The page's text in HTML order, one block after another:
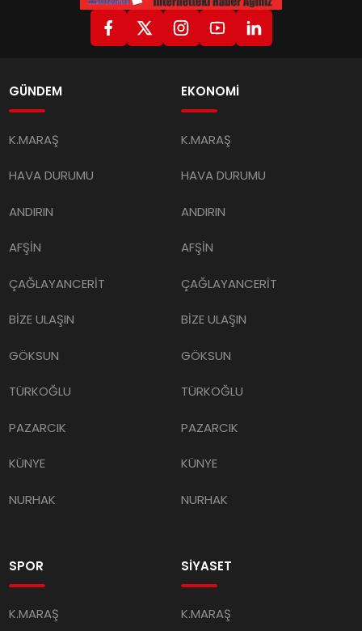
GÜNDEM
K.MARAŞ
HAVA DURUMU
ANDIRIN
AFŞİN
ÇAĞLAYANCERİT
BİZE ULAŞIN
GÖKSUN
TÜRKOĞLU
PAZARCIK
KÜNYE
NURHAK
EKONOMİ
K.MARAŞ
HAVA DURUMU
ANDIRIN
AFŞİN
ÇAĞLAYANCERİT
BİZE ULAŞIN
GÖKSUN
TÜRKOĞLU
PAZARCIK
KÜNYE
NURHAK
SPOR
K.MARAŞ
SİYASET
K.MARAŞ